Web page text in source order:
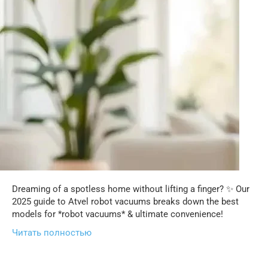
Dreaming of a spotless home without lifting a finger? ✨ Our
2025 guide to Atvel robot vacuums breaks down the best
models for *robot vacuums* & ultimate convenience!
Читать полностью